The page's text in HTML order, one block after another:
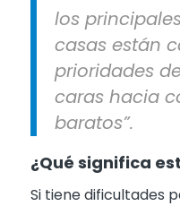
los
casas están
prioridades
caras hacia
baratos”.
¿Qué significa
Si tiene dificultades